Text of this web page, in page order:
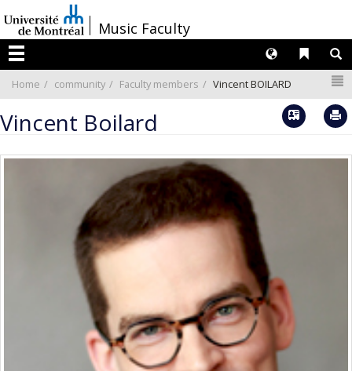
au
contenu
/Music Faculty
Menu
Liens
Langues
Home community Faculty members Vincent BOILARD
Vincent Boilard Vcard